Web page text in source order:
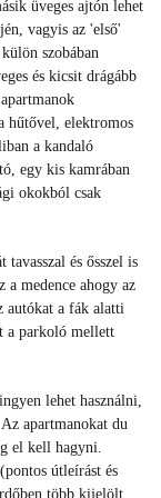
üveges ajtón lehet
vagyis az 'első'
szobában
és kicsit drágább
hűtővel, elektromos
a kandaló
egy kis kamrában
okokból csak
és ősszel is
a medence ahogy az
autókat a fák alatti
a parkoló mellett
lehet használni,
apartmanokat du
el kell hagyni.
útleírást és
több kijelölt